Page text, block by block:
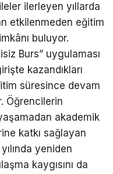
ilerleyen yıllarda
etkilenmeden eğitim
buluyor.
Burs” uygulaması
kazandıkları
süresince devam
Öğrencilerin
akademik
katkı sağlayan
yeniden
kaygısını da